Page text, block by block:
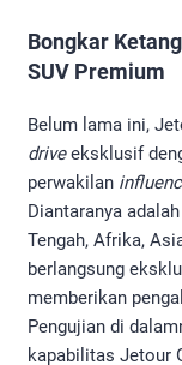
Bongkar
SUV Premium
Belum lama ini,
driveeksklusif
perwakilan
Diantaranya
Tengah, Afrika,
berlangsung
memberikan
Pengujian di
kapabilitas Jetour